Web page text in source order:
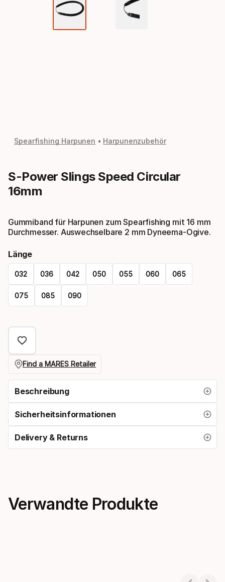
Spearfishing Harpunen Harpunenzubehör
S-Power Slings Speed Circular
16mm
Gummiband für Harpunen zum Spearfishing mit 16 mm
Durchmesser. Auswechselbare 2 mm Dyneema-Ogive.
Länge
032 036 042 050 055 060 065
075 085 090
select
option:
länge
Find a MARES Retailer
Beschreibung
Sicherheitsinformationen
Delivery & Returns
Verwandte Produkte